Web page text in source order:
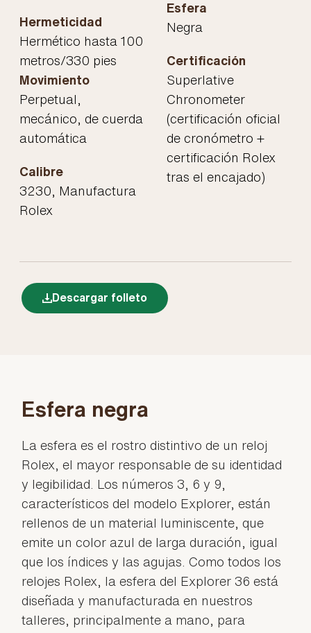
Hermeticidad
Hermético hasta 100
metros/330 pies
Movimiento
Perpetual,
mecánico, de cuerda
automática
Calibre
3230, Manufactura
Rolex
Esfera
Negra
Certificación
Superlative
Chronometer
(certificación oficial
de cronómetro +
certificación Rolex
tras el encajado)
Descargar folleto
Esfera negra
La esfera es el rostro distintivo de un reloj
Rolex, el mayor responsable de su identidad
y legibilidad. Los números 3, 6 y 9,
característicos del modelo Explorer, están
rellenos de un material luminiscente, que
emite un color azul de larga duración, igual
que los índices y las agujas. Como todos los
relojes Rolex, la esfera del Explorer 36 está
diseñada y manufacturada en nuestros
talleres, principalmente a mano, para